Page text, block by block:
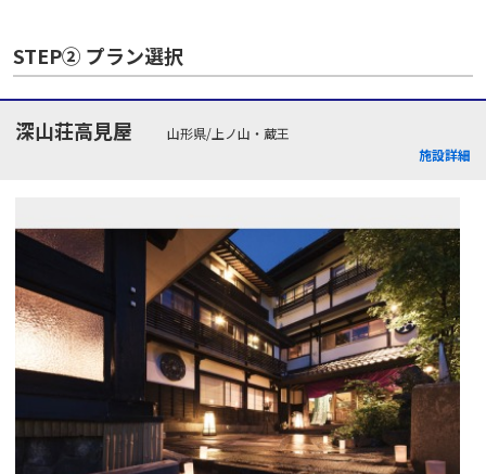
STEP② プラン選択
深山荘高見屋
山形県/上ノ山・蔵王
施設詳細